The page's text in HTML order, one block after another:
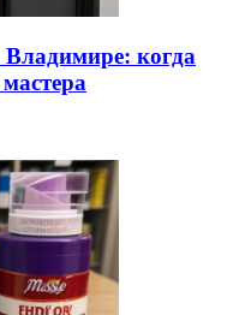
Владимире: когда